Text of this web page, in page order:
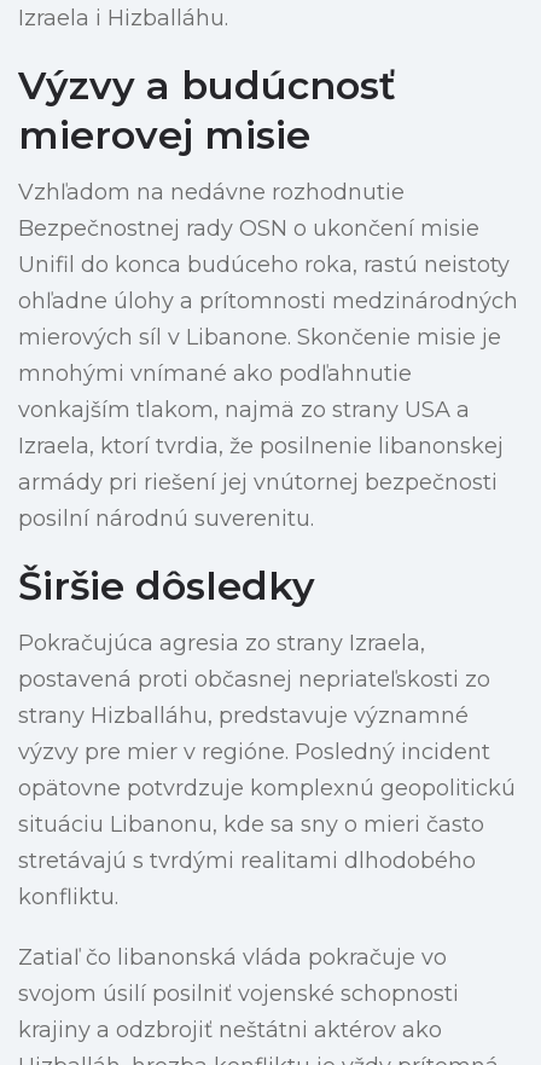
Izraela i Hizballáhu.
Výzvy a budúcnosť
mierovej misie
Vzhľadom na nedávne rozhodnutie
Bezpečnostnej rady OSN o ukončení misie
Unifil do konca budúceho roka, rastú neistoty
ohľadne úlohy a prítomnosti medzinárodných
mierových síl v Libanone. Skončenie misie je
mnohými vnímané ako podľahnutie
vonkajším tlakom, najmä zo strany USA a
Izraela, ktorí tvrdia, že posilnenie libanonskej
armády pri riešení jej vnútornej bezpečnosti
posilní národnú suverenitu.
Širšie dôsledky
Pokračujúca agresia zo strany Izraela,
postavená proti občasnej nepriateľskosti zo
strany Hizballáhu, predstavuje významné
výzvy pre mier v regióne. Posledný incident
opätovne potvrdzuje komplexnú geopolitickú
situáciu Libanonu, kde sa sny o mieri často
stretávajú s tvrdými realitami dlhodobého
konfliktu.
Zatiaľ čo libanonská vláda pokračuje vo
svojom úsilí posilniť vojenské schopnosti
krajiny a odzbrojiť neštátni aktérov ako